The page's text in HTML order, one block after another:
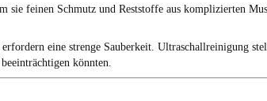
sie feinen Schmutz und Reststoffe aus komplizierten
eine strenge Sauberkeit. Ultraschallreinigung
könnten.